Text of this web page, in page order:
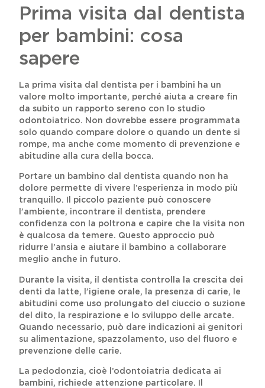
Prima visita dal dentista
per bambini: cosa
sapere
La prima visita dal dentista per i bambini ha un
valore molto importante, perché aiuta a creare fin
da subito un rapporto sereno con lo studio
odontoiatrico. Non dovrebbe essere programmata
solo quando compare dolore o quando un dente si
rompe, ma anche come momento di prevenzione e
abitudine alla cura della bocca.
Portare un bambino dal dentista quando non ha
dolore permette di vivere l’esperienza in modo più
tranquillo. Il piccolo paziente può conoscere
l’ambiente, incontrare il dentista, prendere
confidenza con la poltrona e capire che la visita non
è qualcosa da temere. Questo approccio può
ridurre l’ansia e aiutare il bambino a collaborare
meglio anche in futuro.
Durante la visita, il dentista controlla la crescita dei
denti da latte, l’igiene orale, la presenza di carie, le
abitudini come uso prolungato del ciuccio o suzione
del dito, la respirazione e lo sviluppo delle arcate.
Quando necessario, può dare indicazioni ai genitori
su alimentazione, spazzolamento, uso del fluoro e
prevenzione delle carie.
La pedodonzia, cioè l’odontoiatria dedicata ai
bambini, richiede attenzione particolare. Il